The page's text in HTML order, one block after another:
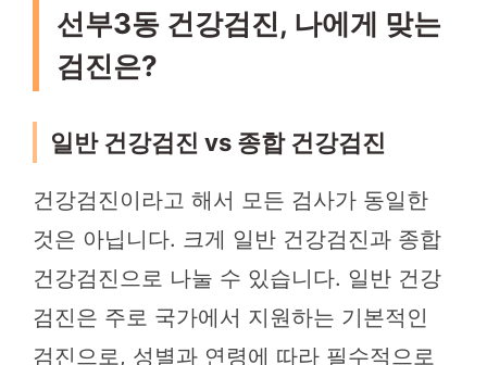
선부3동 건강검진, 나에게 맞는
검진은?
일반 건강검진 vs 종합 건강검진
건강검진이라고 해서 모든 검사가 동일한
것은 아닙니다. 크게 일반 건강검진과 종합
건강검진으로 나눌 수 있습니다. 일반 건강
검진은 주로 국가에서 지원하는 기본적인
검진으로, 성별과 연령에 따라 필수적으로